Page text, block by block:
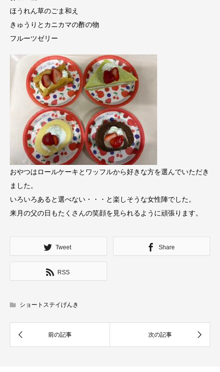
ほうれん草のごま和え
きゅうりとカニカマの酢の物
フルーツゼリー
おやつはロールケーキとワッフルから好きな方を選んでいただき
ました。
いろいろあると選べない・・・と楽しそうな女性陣でした。
来月の父の日もたくさんの笑顔を見られるように頑張ります。
Tweet Share
RSS
ショートステイげんき